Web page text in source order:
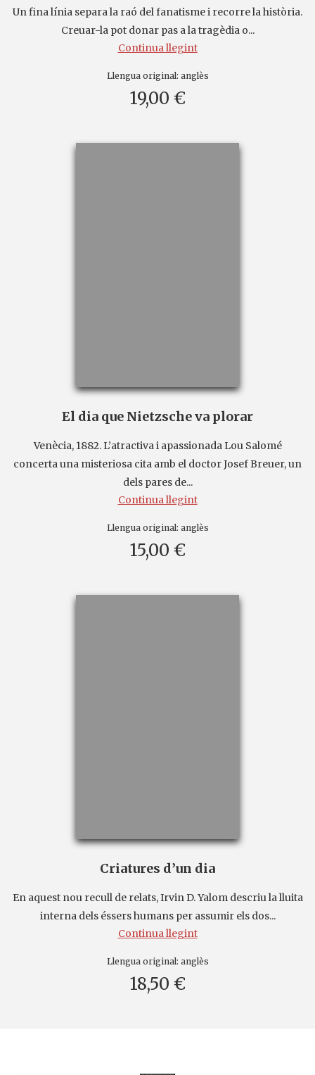
Un fina línia separa la raó del fanatisme i recorre la història.
Creuar-la pot donar pas a la tragèdia o...
Continua llegint
Llengua original: anglès
19,00 €
El dia que Nietzsche va plorar
Venècia, 1882. L’atractiva i apassionada Lou Salomé
concerta una misteriosa cita amb el doctor Josef Breuer, un
dels pares de...
Continua llegint
Llengua original: anglès
15,00 €
Criatures d’un dia
En aquest nou recull de relats, Irvin D. Yalom descriu la lluita
interna dels éssers humans per assumir els dos...
Continua llegint
Llengua original: anglès
18,50 €